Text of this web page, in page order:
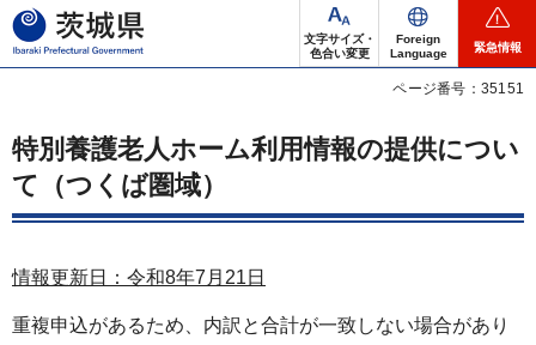
茨城県
文字サイズ・
色合い変更
Foreign
Language
緊急情報
ページ番号：35151
特別養護老人ホーム利用情報の提供につい
て（つくば圏域）
情報更新日：令和8年7 月21 日
重複申込があるため、内訳と合計が一致しない場合があり